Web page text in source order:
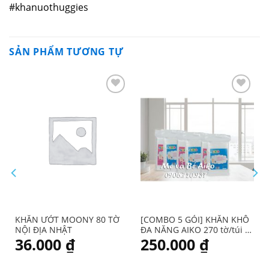
#khanuothuggies
SẢN PHẨM TƯƠNG TỰ
KHĂN ƯỚT MOONY 80 TỜ
NỘI ĐỊA NHẬT
36.000 ₫
[COMBO 5 GÓI] KHĂN KHÔ
ĐA NĂNG AIKO 270 tờ/túi x
5 túi
250.000 ₫